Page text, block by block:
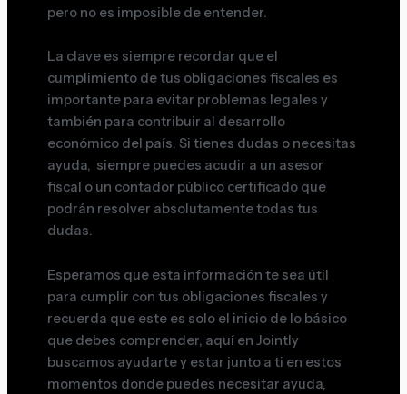
pero no es imposible de entender.
La clave es siempre recordar que el
cumplimiento de tus obligaciones fiscales es
importante para evitar problemas legales y
también para contribuir al desarrollo
económico del país. Si tienes dudas o necesitas
ayuda, siempre puedes acudir a un asesor
fiscal o un contador público certificado que
podrán resolver absolutamente todas tus
dudas.
Esperamos que esta información te sea útil
para cumplir con tus obligaciones fiscales y
recuerda que este es solo el inicio de lo básico
que debes comprender, aquí en Jointly
buscamos ayudarte y estar junto a ti en estos
momentos donde puedes necesitar ayuda,